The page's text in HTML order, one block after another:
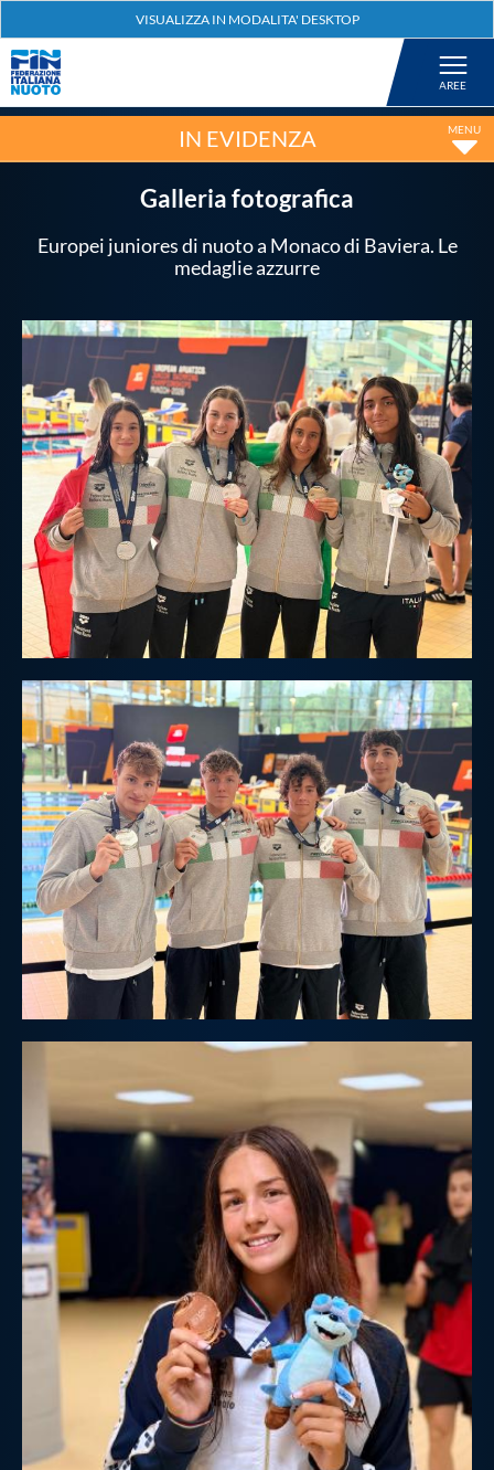
Nuoto
Pallanuoto
Tuffi
Artistico
Fondo
Salvamento
Master
Formazione
Scuole Nuoto
Propaganda
Centri Federali
Area Legislativa
Protezione Civile
Sostenibilità
Privacy
Cookie Policy
Archivio News
Flash News
IN EVIDENZA
Galleria fotografica
Europei juniores di nuoto a Monaco di Baviera. Le
medaglie azzurre